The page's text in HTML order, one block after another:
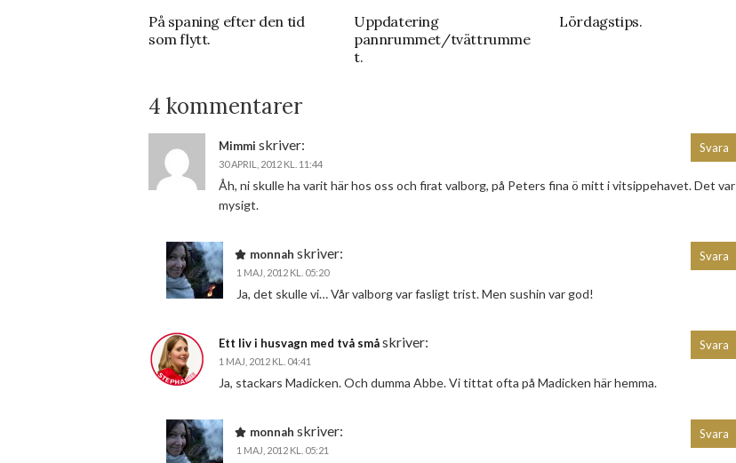
På spaning efter den tid
som flytt.
Uppdatering
pannrummet/tvättrumme
t.
Lördagstips.
4 kommentarer
Mimmi skriver:
30 APRIL, 2012 KL. 11:44
Åh, ni skulle ha varit här hos oss och firat valborg, på Peters fina ö mitt i vitsippehavet. Det var
mysigt.
Svara
monnah skriver:
1 MAJ, 2012 KL. 05:20
Ja, det skulle vi… Vår valborg var fasligt trist. Men sushin var god!
Svara
Ett liv i husvagn med två småskriver:
1 MAJ, 2012 KL. 04:41
Ja, stackars Madicken. Och dumma Abbe. Vi tittat ofta på Madicken här hemma.
Svara
monnah skriver:
1 MAJ, 2012 KL. 05:21
Svara